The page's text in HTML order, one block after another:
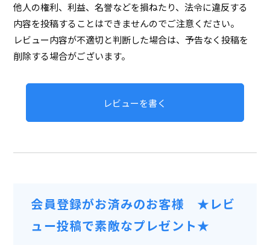
他人の権利、利益、名誉などを損ねたり、法令に違反する
内容を投稿することはできませんのでご注意ください。
レビュー内容が不適切と判断した場合は、予告なく投稿を
削除する場合がございます。
レビューを書く
会員登録がお済みのお客様 ★レビ
ュー投稿で素敵なプレゼント★